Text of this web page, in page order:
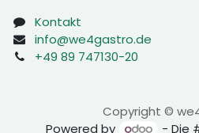
Kontakt
info@we4gastro.de
+49 89 747130-20
Copyright ©
Powered by
- Die